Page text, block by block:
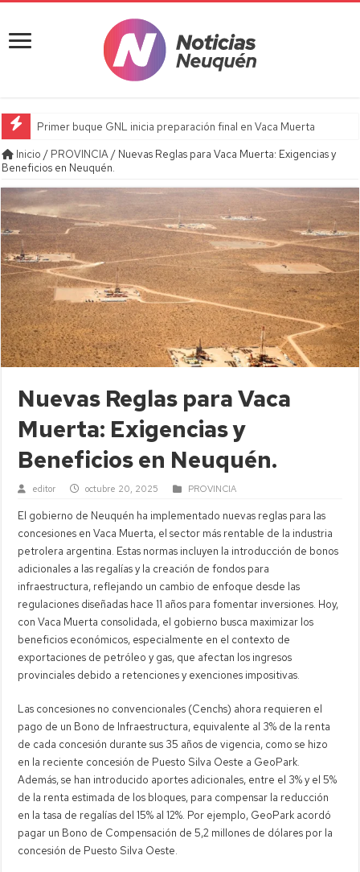
Primer buque GNL inicia preparación final en Vaca Muerta
Inicio / PROVINCIA/ Nuevas Reglas para Vaca Muerta: Exigencias y
Beneficios en Neuquén.
Nuevas Reglas para Vaca
Muerta: Exigencias y
Beneficios en Neuquén.
editor octubre 20, 2025 PROVINCIA
El gobierno de Neuquén ha implementado nuevas reglas para las
concesiones en Vaca Muerta, el sector más rentable de la industria
petrolera argentina. Estas normas incluyen la introducción de bonos
adicionales a las regalías y la creación de fondos para
infraestructura, reflejando un cambio de enfoque desde las
regulaciones diseñadas hace 11 años para fomentar inversiones. Hoy,
con Vaca Muerta consolidada, el gobierno busca maximizar los
beneficios económicos, especialmente en el contexto de
exportaciones de petróleo y gas, que afectan los ingresos
provinciales debido a retenciones y exenciones impositivas.
Las concesiones no convencionales (Cenchs) ahora requieren el
pago de un Bono de Infraestructura, equivalente al 3% de la renta
de cada concesión durante sus 35 años de vigencia, como se hizo
en la reciente concesión de Puesto Silva Oeste a GeoPark.
Además, se han introducido aportes adicionales, entre el 3% y el 5%
de la renta estimada de los bloques, para compensar la reducción
en la tasa de regalías del 15% al 12%. Por ejemplo, GeoPark acordó
pagar un Bono de Compensación de 5,2 millones de dólares por la
concesión de Puesto Silva Oeste.